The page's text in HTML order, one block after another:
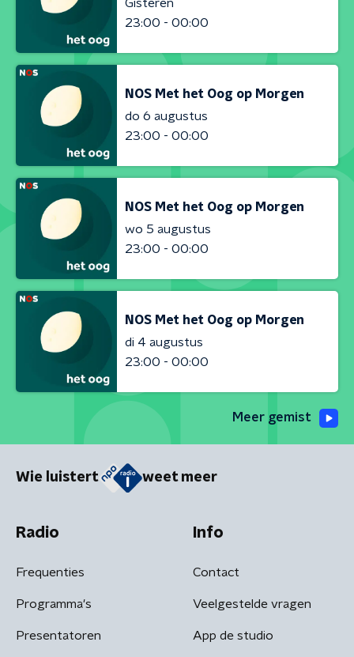
Gisteren
23:00 - 00:00
NOS Met het Oog op Morgen
do 6 augustus
23:00 - 00:00
NOS Met het Oog op Morgen
wo 5 augustus
23:00 - 00:00
NOS Met het Oog op Morgen
di 4 augustus
23:00 - 00:00
Meer gemist
Wie luistert weet meer
Radio
Frequenties
Programma's
Presentatoren
Info
Contact
Veelgestelde vragen
App de studio